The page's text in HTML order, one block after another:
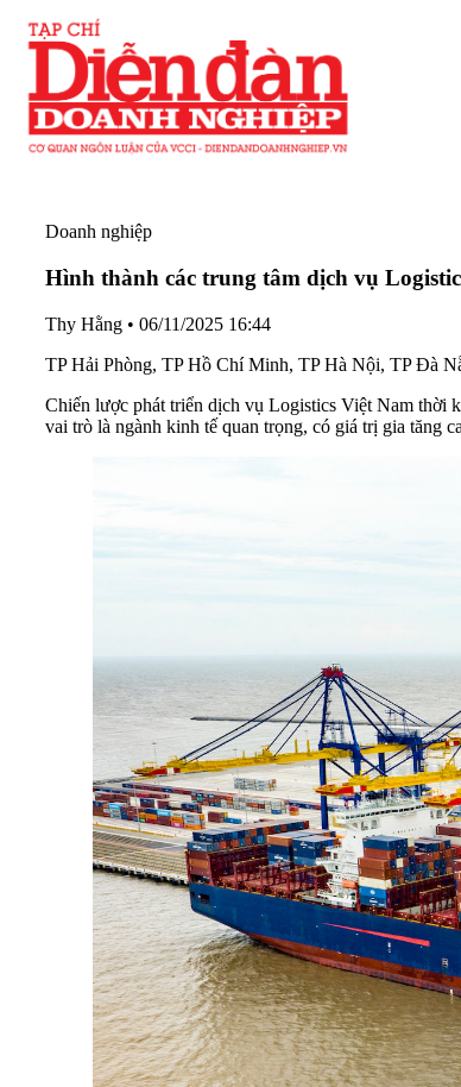
Doanh nghiệp
Hình thành các trung tâm dịch vụ
Thy Hằng • 06/11/2025 16:44
TP Hải Phòng, TP Hồ Chí Minh, TP Hà Nội, TP Đà
Chiến lược phát triển dịch vụ Logistics Việt Nam thời
vai trò là ngành kinh tế quan trọng, có giá trị gia tăng